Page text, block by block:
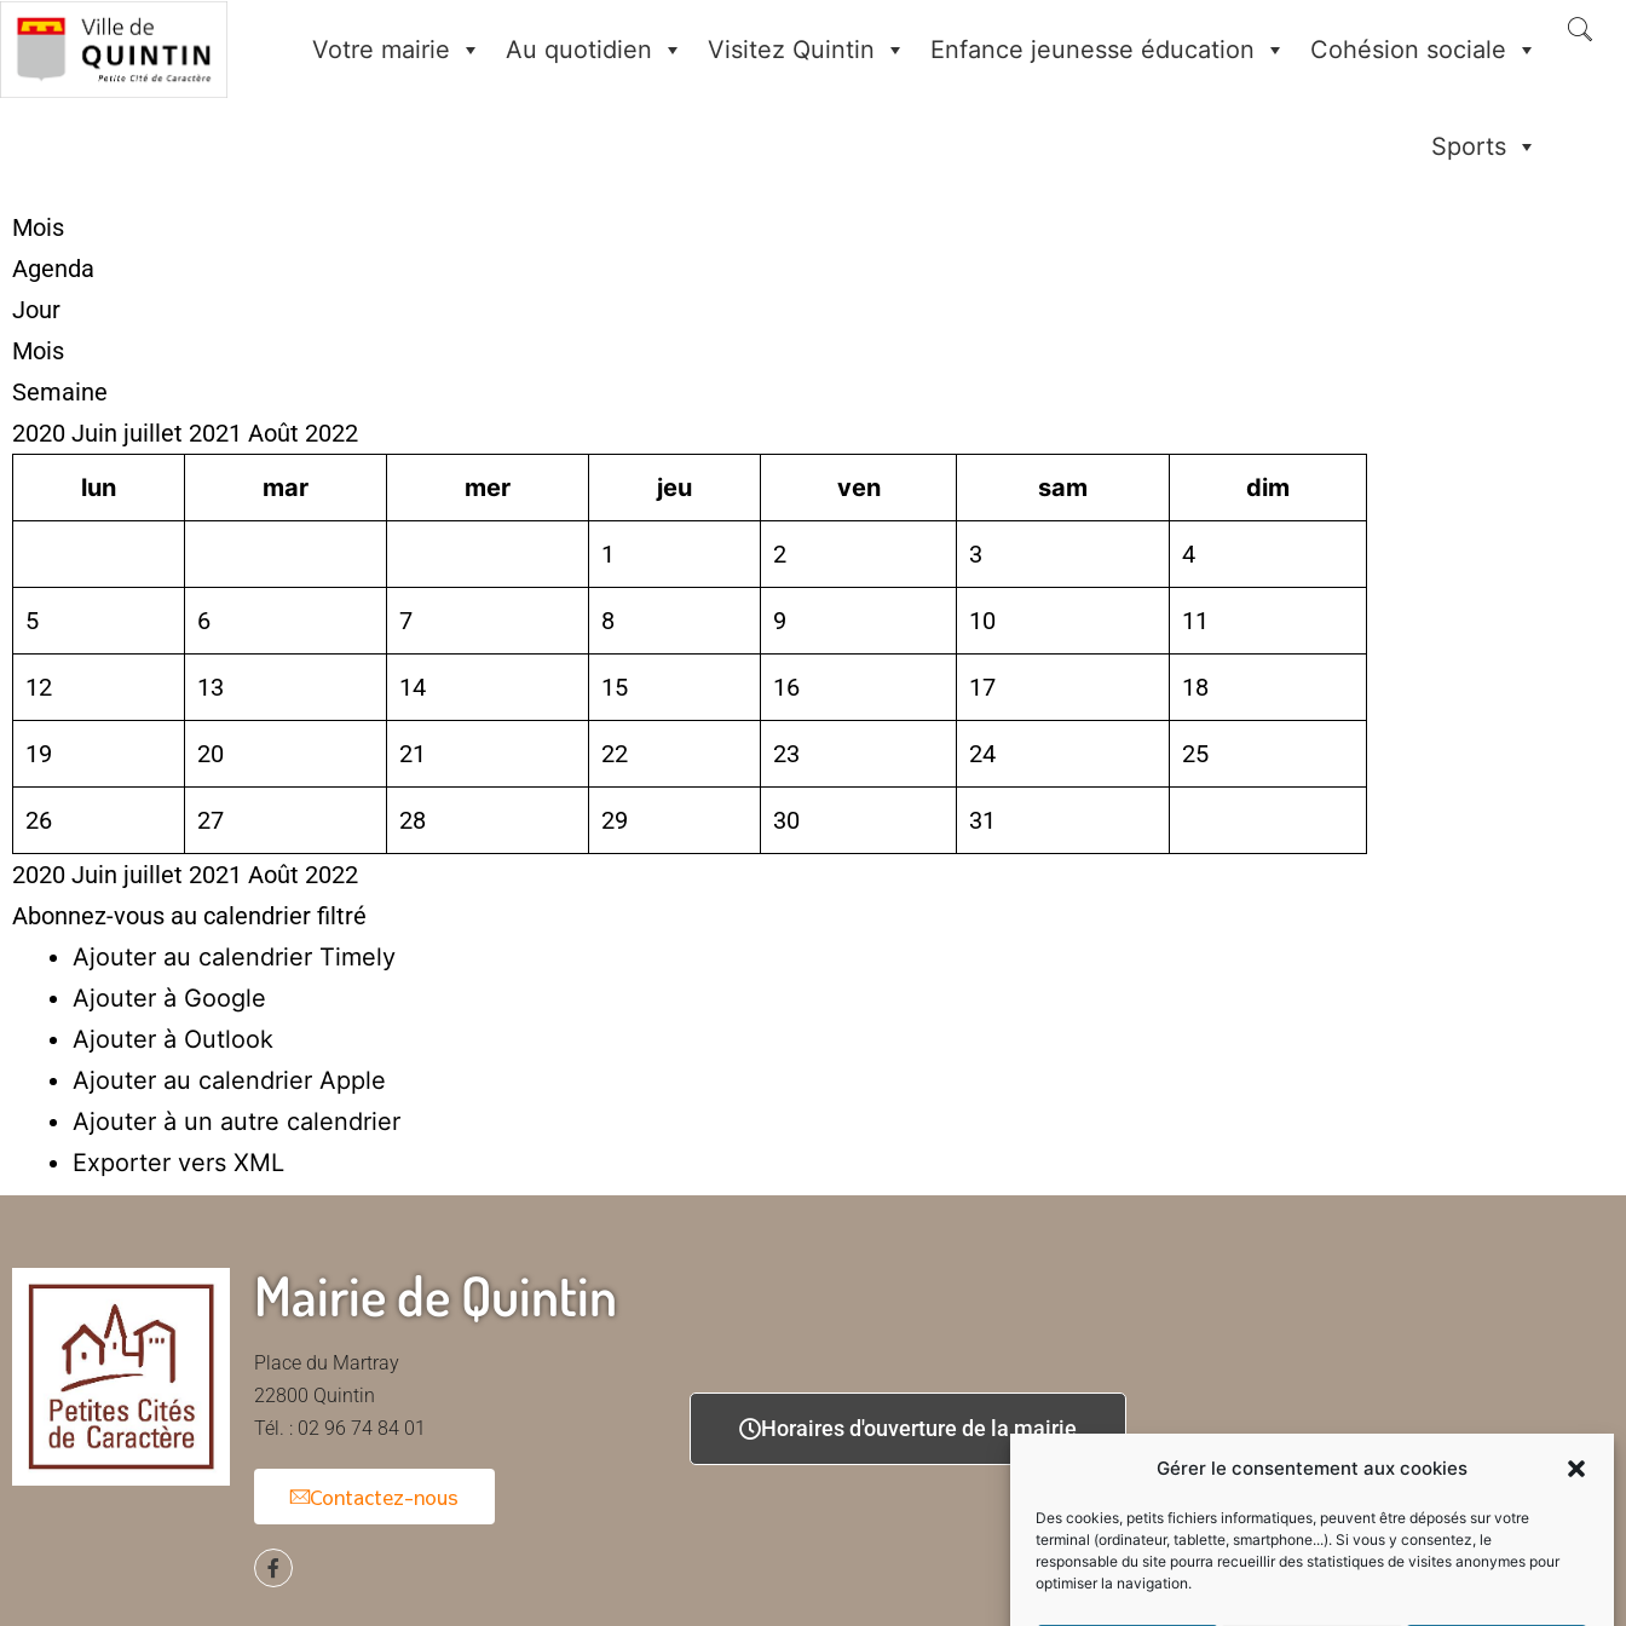
Gérer le consentement aux cookies
Des cookies, petits fichiers informatiques, peuvent être déposés sur votre
terminal (ordinateur, tablette, smartphone...). Si vous y consentez, le
responsable du site pourra recueillir des statistiques de visites anonymes pour
optimiser la navigation.
Votre mairie Au quotidien Visitez Quintin Enfance jeunesse éducation Cohésion sociale
Sports
Mois
Agenda
Jour
Mois
Semaine
2020 Juin juillet 2021 Août 2022
lun
mar mer jeu ven sam dim
1 2 3 4
5 6 7 8 9 10 11
12 13 14 15 16 17 18
19 20 21 22 23 24 25
26 27 28 29 30
31
2020 Juin juillet 2021 Août 2022
Abonnez-vous au calendrier filtré
Ajouter au calendrier Timely
Ajouter à Google
Ajouter à Outlook
Ajouter au calendrier Apple
Ajouter à un autre calendrier
Exporter vers XML
Mairie de Quintin
Place du Martray
22800 Quintin
Tél. : 02 96 74 84 01
Contactez-nous
Horaires d'ouverture de la mairie